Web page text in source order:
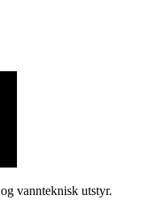
vannteknisk utstyr.